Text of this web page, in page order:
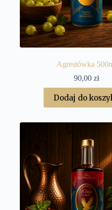
Agrestówka
90,00zł
Dodaj do